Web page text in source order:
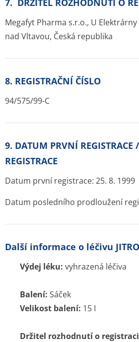
7. DRŽITEL ROZHODNUTÍ O
Megafyt Pharma s.r.o., U Elektrárny
nad Vltavou, Česká republika
8. REGISTRAČNÍ ČÍSLO
94/575/99-C
9. DATUM PRVNÍ REGISTRACE
REGISTRACE
Datum první registrace: 25. 8. 1999
Datum posledního prodloužení
Další informace o léčivu
Výdej léku: vyhrazená léčiva
Balení: Sáček
Velikost balení: 15 I
Držitel rozhodnutí o